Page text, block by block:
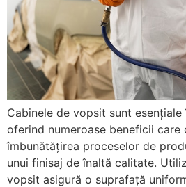
Cabinele de vopsit sunt
oferind numeroase beneficii care
îmbunătățirea proceselor de
unui finisaj de înaltă calitate.
vopsit asigură o suprafață